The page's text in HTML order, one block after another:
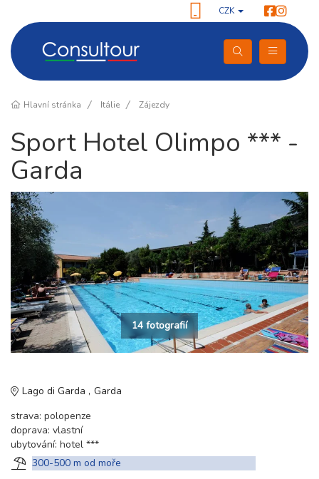
CZK
Hlavní stránka Itálie Zájezdy
Sport Hotel Olimpo *** -
Garda
14 fotografií
Lago di Garda
Garda
strava: polopenze
doprava: vlastní
ubytování: hotel ***
300-500 m od moře